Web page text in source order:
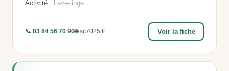
Activité : Lave-linge
📞 03 84 56 70 90🌐 sc7025.fr Voir la fiche